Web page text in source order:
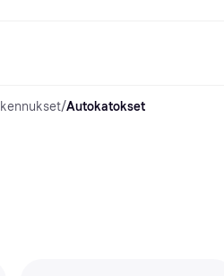
Ostokset ja palkinnot
ja vertaa hintojaValokuvat
/Autokatokset